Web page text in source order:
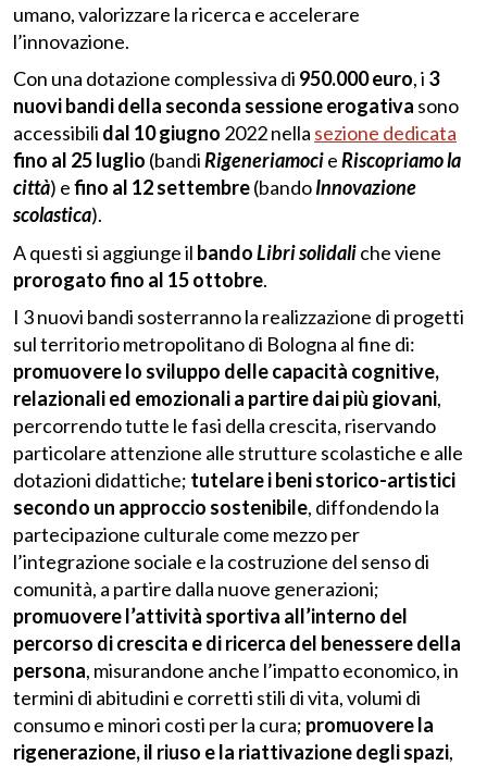
umano, valorizzare la ricerca e accelerare
l’innovazione.
Con una dotazione complessiva di 950.000 euro, i 3
nuovi bandidella seconda sessione erogativa sono
accessibili dal 10 giugno 2022 nella sezione dedicata
fino al 25 luglio (bandiRigeneriamocieRiscopriamo la
città) efino al 12 settembre(bandoInnovazione
scolastica).
A questi si aggiunge il bandoLibri solidaliche viene
prorogato fino al 15 ottobre.
I 3 nuovi bandi sosterranno la realizzazione di progetti
sul territorio metropolitano di Bologna al fine di:
promuovere lo sviluppo delle capacità cognitive,
relazionali ed emozionali a partire dai più giovani,
percorrendo tutte le fasi della crescita, riservando
particolare attenzione alle strutture scolastiche e alle
dotazioni didattiche; tutelare i beni storico-artistici
secondo un approccio sostenibile, diffondendo la
partecipazione culturale come mezzo per
l’integrazione sociale e la costruzione del senso di
comunità, a partire dalla nuove generazioni;
promuovere l’attività sportiva all’interno del
percorso di crescita e di ricerca del benessere della
persona, misurandone anche l’impatto economico, in
termini di abitudini e corretti stili di vita, volumi di
consumo e minori costi per la cura; promuovere la
rigenerazione, il riuso e la riattivazione degli spazi,